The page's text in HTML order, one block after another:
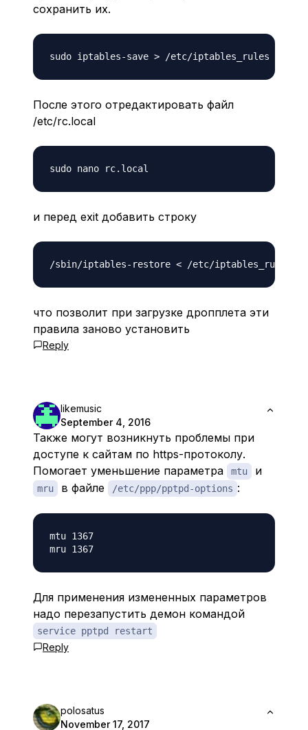
сохранить их.
После этого отредактировать файл
/etc/rc.local
и перед exit добавить строку
что позволит при загрузке дропплета эти
правила заново установить
Reply
likemusic
September 4, 2016
Также могут возникнуть проблемы при
доступе к сайтам по https-протоколу.
Помогает уменьшение параметра
mtu и
mru в файле /etc/ppp/pptpd-options :
mtu 1367
Для применения измененных параметров
надо перезапустить демон командой
service pptpd restart
Reply
polosatus
November 17, 2017